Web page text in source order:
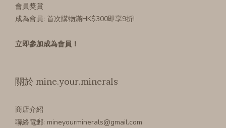
會員獎賞
成為會員: 首次購物滿HK$300即享9折!
立即參加成為會員！
關於 mine.your.minerals
商店介紹
聯絡電郵: mineyourminerals@gmail.com